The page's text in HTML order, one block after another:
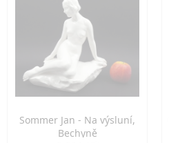
Sommer Jan - Na výsluní,
Bechyně